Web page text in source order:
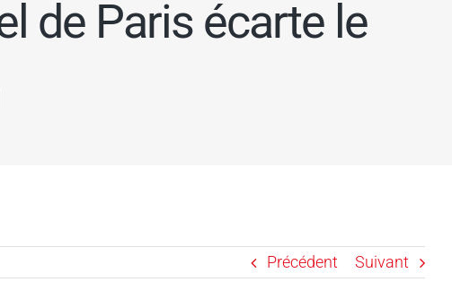
de Paris écarte le
Précédent Suivant